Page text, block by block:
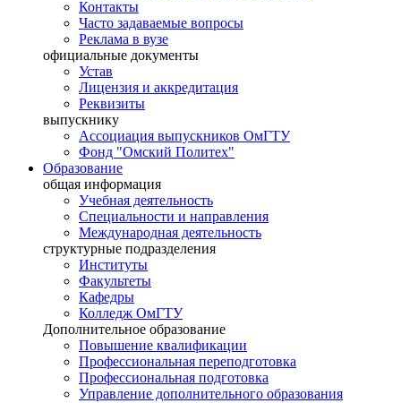
Контакты
Часто задаваемые вопросы
Реклама в вузе
официальные документы
Устав
Лицензия и аккредитация
Реквизиты
выпускнику
Ассоциация выпускников ОмГТУ
Фонд "Омский Политех"
Образование
общая информация
Учебная деятельность
Специальности и направления
Международная деятельность
структурные подразделения
Институты
Факультеты
Кафедры
Колледж ОмГТУ
Дополнительное образование
Повышение квалификации
Профессиональная переподготовка
Профессиональная подготовка
Управление дополнительного образования